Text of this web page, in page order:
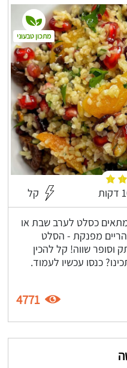
קל
כסלט לערב שבת או
מפנקת - הסלט
שווה! קל להכין
כנסו עכשיו לעמוד.
מתכון טבעוני
4771